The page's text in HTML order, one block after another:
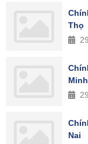
Thọ
Minh
Nai